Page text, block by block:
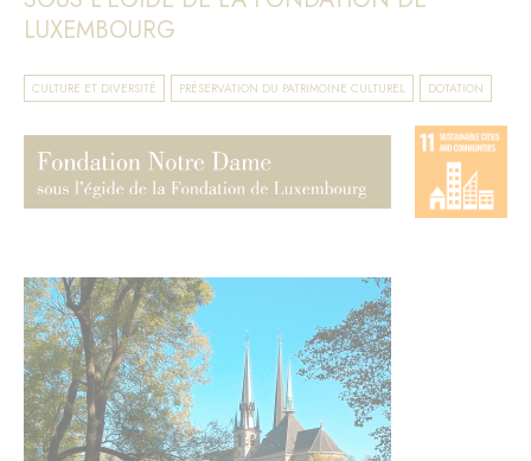
LUXEMBOURG
CULTURE ET DIVERSITÉ PRÉSERVATION DU PATRIMOINE CULTUREL DOTATION